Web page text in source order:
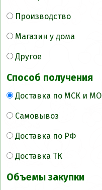
Производство
Магазин у дома
Другое
Способ получения
Доставка по МСК и МО
Самовывоз
Доставка по РФ
Доставка ТК
Объемы закупки